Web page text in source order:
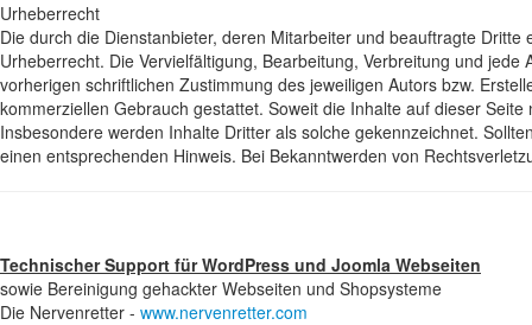
Urheberrecht
Die durch die Dienstanbieter, deren Mitarbeiter und beauftragte
Urheberrecht. Die Vervielfältigung, Bearbeitung, Verbreitung und
vorherigen schriftlichen Zustimmung des jeweiligen Autors bzw.
kommerziellen Gebrauch gestattet. Soweit die Inhalte auf dieser
Insbesondere werden Inhalte Dritter als solche gekennzeichnet.
einen entsprechenden Hinweis. Bei Bekanntwerden von
Technischer Support für WordPress und Joomla Webseiten
sowie Bereinigung gehackter Webseiten und Shopsysteme
Die Nervenretter - www.nervenretter.com